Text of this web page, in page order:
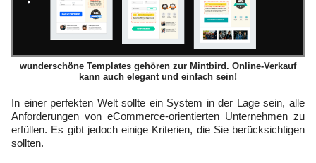
wunderschöne Templates gehören zur Mintbird. Online-Verkauf
kann auch elegant und einfach sein!
In einer perfekten Welt sollte ein System in der Lage sein, alle
Anforderungen von eCommerce-orientierten Unternehmen zu
erfüllen. Es gibt jedoch einige Kriterien, die Sie berücksichtigen
sollten.